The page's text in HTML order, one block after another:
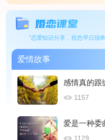
“恋爱知识分享，祝您早日脱
爱情故事
感情真的跟
1157
爱是一种委
1129